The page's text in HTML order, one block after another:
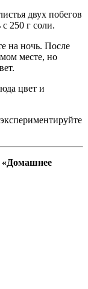
двух побегов
250 г соли.
на ночь. После
месте, но
цвет и
«Домашнее